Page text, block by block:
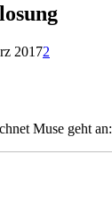
20172
Muse geht an: